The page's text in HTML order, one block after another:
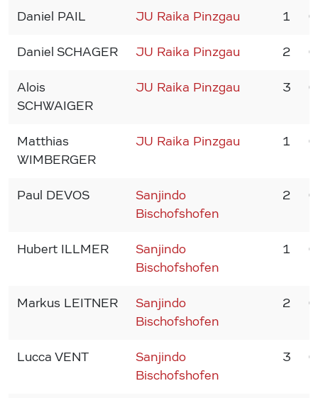
Daniel PAIL JU Raika Pinzgau 1 0
Daniel SCHAGER JU Raika Pinzgau 2 0
Alois
SCHWAIGER
JU Raika Pinzgau 3 0
Matthias
WIMBERGER
JU Raika Pinzgau 1 0
Paul DEVOS
Sanjindo
Bischofshofen
2 0
Hubert ILLMER
Sanjindo
Bischofshofen
1 0
Markus LEITNER
Sanjindo
Bischofshofen
2 0
Lucca VENT
Sanjindo
Bischofshofen
3 0